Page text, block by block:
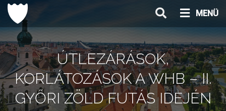
Ugrás
tartalomhoz
MENÜ
ÚTLEZÁRÁSOK,
KORLÁTOZÁSOK A WHB – II.
GYŐRI ZÖLD FUTÁS IDEJÉN